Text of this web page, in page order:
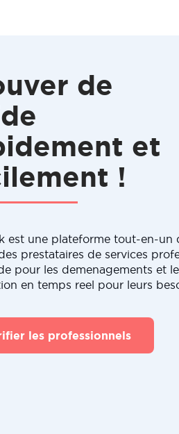
de
et
!
est une plateforme tout-en-un
prestataires de services
pour les demenagements et
en temps reel pour leurs
les professionnels